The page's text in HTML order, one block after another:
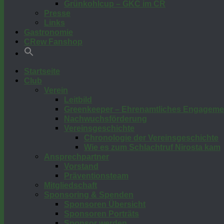
Grünkohlcup – GKC im CR
Presse
Links
Gastronomie
CRew Fanshop
Startseite
Club
Verein
Leitbild
Greenkeeper – Ehrenamtliches
Nachwuchsförderung
Vereinsgeschichte
Chronologie der Vereinsgeschichte
Wie es zum Schlachtruf Nirosta kam
Ansprechpartner
Vorstand
Präventionsteam
Mitgliedschaft
Sponsoring & Spenden
Sponsoren Übersicht
Sponsoren Porträts